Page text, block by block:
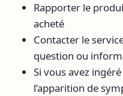
Rapporter le
acheté
Contacter le
question ou
Si vous avez
l’apparition de